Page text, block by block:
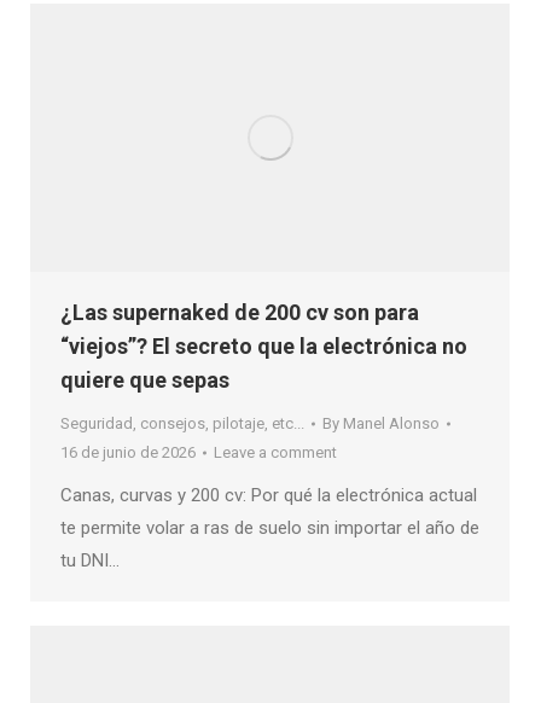
¿Las supernaked de 200 cv son para
“viejos”? El secreto que la electrónica no
quiere que sepas
Seguridad, consejos, pilotaje, etc... By Manel Alonso
16 de junio de 2026
Leave a comment
Canas, curvas y 200 cv: Por qué la electrónica actual
te permite volar a ras de suelo sin importar el año de
tu DNI…